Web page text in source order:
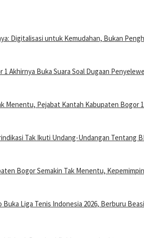
Digitalisasi untuk Kemudahan, Bukan
Akhirnya Buka Suara Soal Dugaan
Menentu, Pejabat Kantah Kabupaten Bogor
Tak Ikuti Undang-Undangan Tentang
Bogor Semakin Tak Menentu,
Liga Tenis Indonesia 2026, Berburu